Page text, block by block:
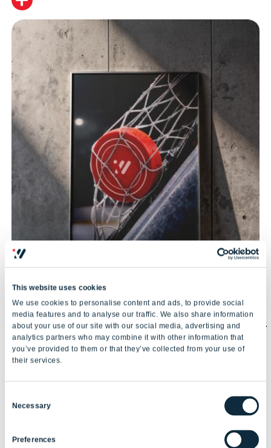
This website uses cookies
We use cookies to personalise content and ads, to provide social
media features and to analyse our traffic. We also share information
about your use of our site with our social media, advertising and
analytics partners who may combine it with other information that
you’ve provided to them or that they’ve collected from your use of
their services.
Selection
Necessary
Preferences
03. Brand Identity
Lavoriamo a stretto contatto con te per definire una brand
Una comunicazione omnichannel coerente che rende il tuo
costruisce fiducia nel tempo.